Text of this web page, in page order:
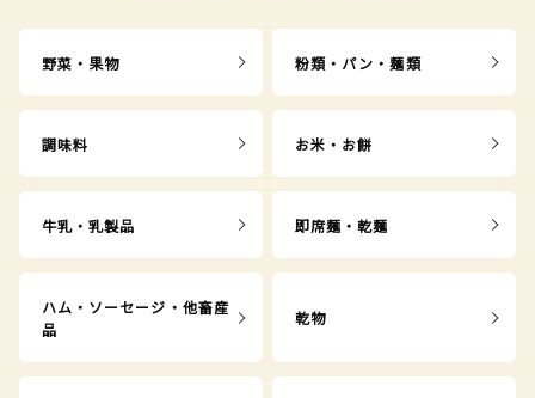
野菜・果物 粉類・パン・麺類
調味料 お米・お餅
牛乳・乳製品 即席麺・乾麺
ハム・ソーセージ・他畜産
品
乾物